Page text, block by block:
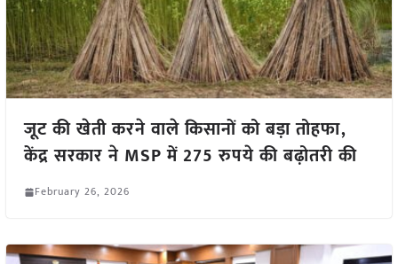
जूट की खेती करने वाले किसानों को बड़ा तोहफा,
केंद्र सरकार ने MSP में 275 रुपये की बढ़ोतरी की
February 26, 2026